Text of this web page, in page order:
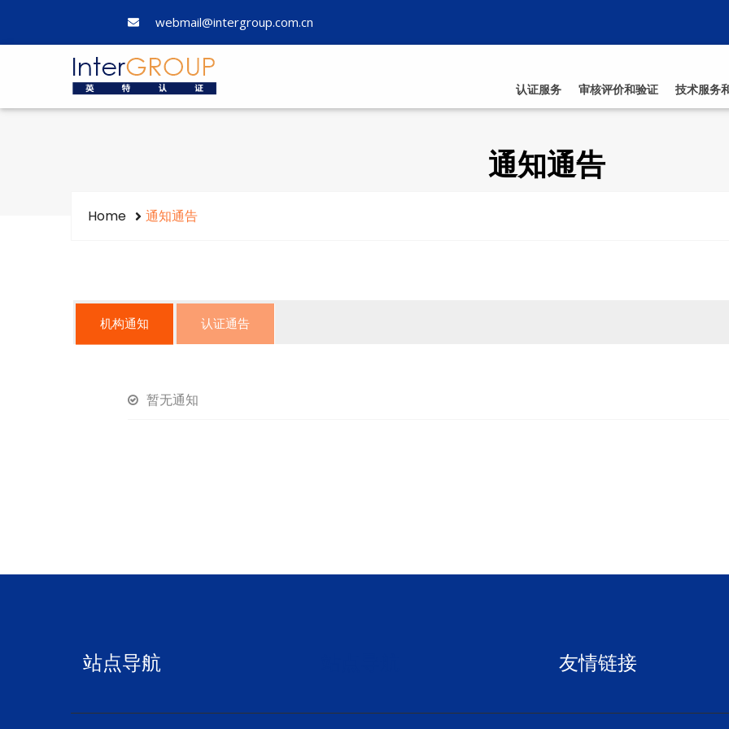
webmail@intergroup.com.cn
认证服务 审核评价和验证 技术服务
通知通告
Home 通知通告
机构通知 认证通告
暂无通知
站点导航 友情链接